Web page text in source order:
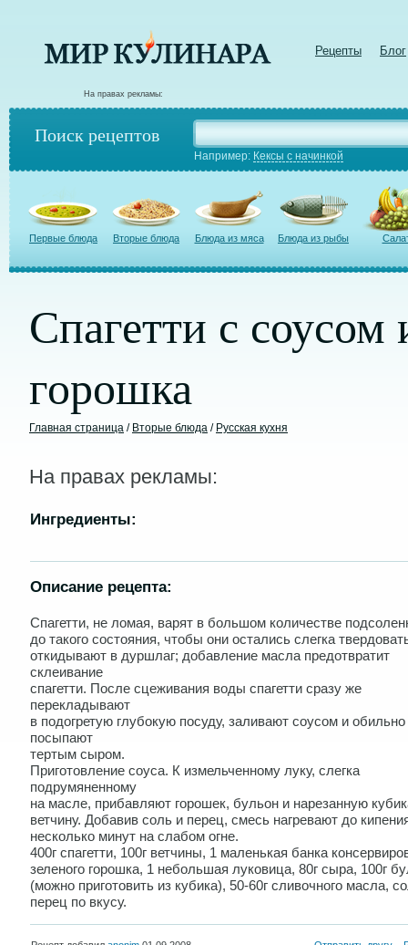
Рецепты Блог
На правах рекламы:
Поиск рецептов
Например: Кексы с начинкой
Первые блюда Вторые блюда Блюда из мяса Блюда из рыбы
Спагетти с
горошка
Главная страница / Вторые блюда / Русская кухня
На правах рекламы:
Ингредиенты:
Описание рецепта:
Спагетти, не ломая, варят в большом количестве
до такого состояния, чтобы они остались слегка
откидывают в дуршлаг; добавление масла предотвратит
склеивание
спагетти. После сцеживания воды спагетти сразу же
перекладывают
в подогретую глубокую посуду, заливают соусом и обильно
посыпают
тертым сыром.
Приготовление соуса. К измельченному луку, слегка
подрумяненному
на масле, прибавляют горошек, бульон и нарезанную
ветчину. Добавив соль и перец, смесь нагревают до
несколько минут на слабом огне.
400г спагетти, 100г ветчины, 1 маленькая банка
зеленого горошка, 1 небольшая луковица, 80г сыра, 100г
(можно приготовить из кубика), 50-60г сливочного масла,
перец по вкусу.